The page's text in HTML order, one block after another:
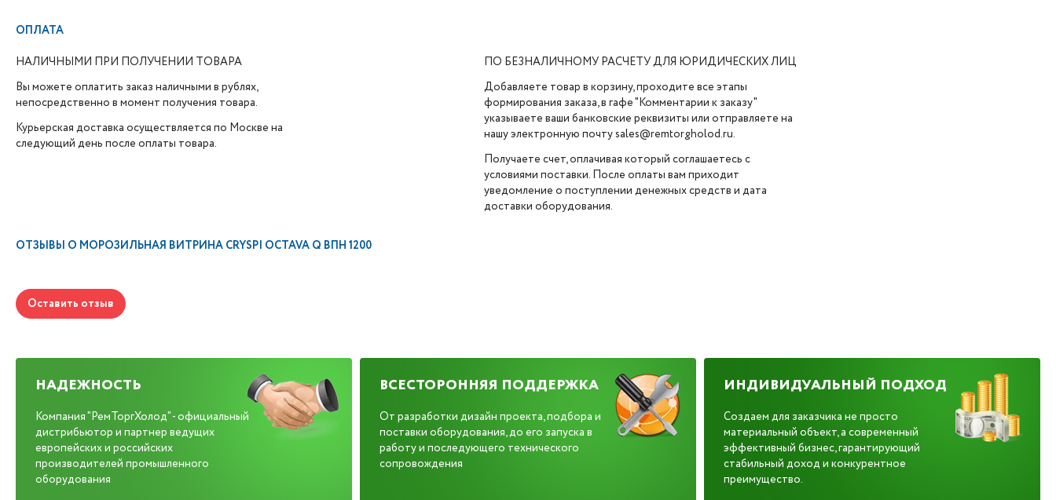
ОПЛАТА
НАЛИЧНЫМИ ПРИ ПОЛУЧЕНИИ ТОВАРА
Вы можете оплатить заказ наличными в рублях,
непосредственно в момент получения товара.
Курьерская доставка осуществляется по Москве на
следующий день после оплаты товара.
ПО БЕЗНАЛИЧНОМУ РАСЧЕТУ ДЛЯ ЮРИДИЧЕСКИХ ЛИЦ
Добавляете товар в корзину, проходите все этапы
формирования заказа, в гафе "Комментарии к заказу"
указываете ваши банковские реквизиты или отправляете на
нашу электронную почту sales@remtorgholod.ru.
Получаете счет, оплачивая который соглашаетесь с
условиями поставки. После оплаты вам приходит
уведомление о поступлении денежных средств и дата
доставки оборудования.
ОТЗЫВЫ О МОРОЗИЛЬНАЯ ВИТРИНА CRYSPI OСTAVA Q ВПН 1200
Оставить отзыв
НАДЕЖНОСТЬ
Компания "РемТоргХолод" - официальный
дистрибьютор и партнер ведущих
европейских и российских
производителей промышленного
оборудования
ВСЕСТОРОННЯЯ ПОДДЕРЖКА
От разработки дизайн проекта, подбора и
поставки оборудования, до его запуска в
работу и последующего технического
сопровождения
ИНДИВИДУАЛЬНЫЙ ПОДХОД
Создаем для заказчика не просто
материальный объект, а современный
эффективный бизнес, гарантирующий
стабильный доход и конкурентное
преимущество.